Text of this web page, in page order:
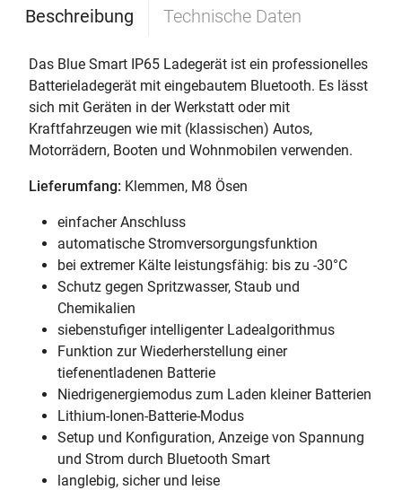
Beschreibung Technische Daten
Das Blue Smart IP65 Ladegerät ist ein professionelles
Batterieladegerät mit eingebautem Bluetooth. Es lässt
sich mit Geräten in der Werkstatt oder mit
Kraftfahrzeugen wie mit (klassischen) Autos,
Motorrädern, Booten und Wohnmobilen verwenden.
Lieferumfang: Klemmen, M8 Ösen
einfacher Anschluss
automatische Stromversorgungsfunktion
bei extremer Kälte leistungsfähig: bis zu -30°C
Schutz gegen Spritzwasser, Staub und
Chemikalien
siebenstufiger intelligenter Ladealgorithmus
Funktion zur Wiederherstellung einer
tiefenentladenen Batterie
Niedrigenergiemodus zum Laden kleiner Batterien
Lithium-Ionen-Batterie-Modus
Setup und Konfiguration, Anzeige von Spannung
und Strom durch Bluetooth Smart
langlebig, sicher und leise